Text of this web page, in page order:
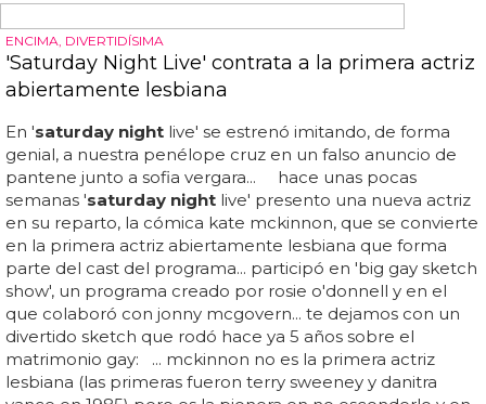
lengua, en la cual no tiene ningún pelo, diciendo que
tenía pequeñ...
¿SU VERDADERO COMEBACK?